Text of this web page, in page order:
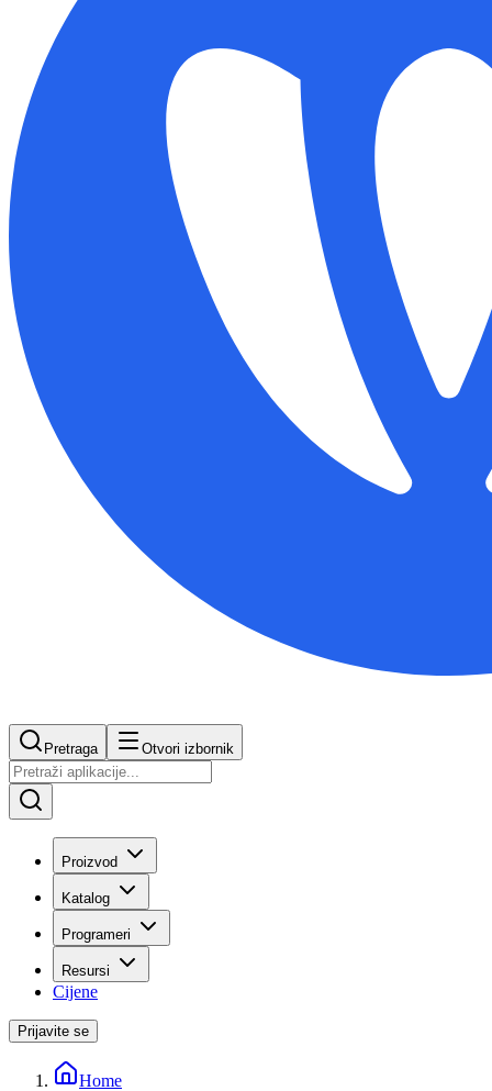
Pretraga Otvori izbornik
Proizvod
Katalog
Programeri
Resursi
Cijene
Prijavite se
Home